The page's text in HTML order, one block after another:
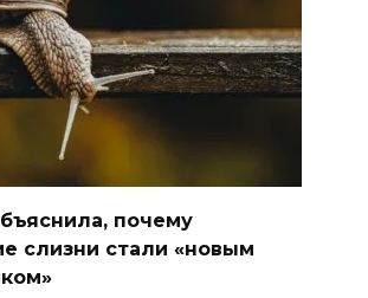
почему
слизни стали «новым